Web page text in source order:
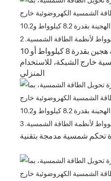
محول طاقة شمسية هجين بقدرة 8 كيلوواط أو 10
خارج الشبكة، للاستخدام
المنزلي